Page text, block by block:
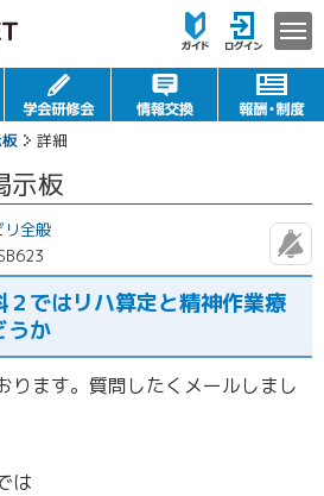
詳細
示板
リ全般
ではリハ算定と精神作業療
うか
ります。質問したくメールしまし
は